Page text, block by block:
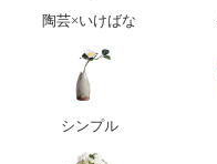
陶芸×いけばな
シンプル